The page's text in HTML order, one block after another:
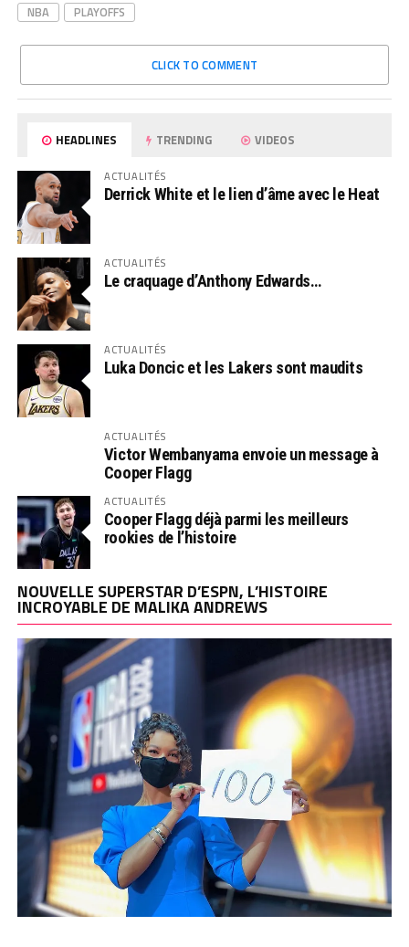
NBA PLAYOFFS
CLICK TO COMMENT
HEADLINES TRENDING VIDEOS
ACTUALITÉS
Derrick White et le lien d’âme avec le Heat
ACTUALITÉS
Le craquage d’Anthony Edwards…
ACTUALITÉS
Luka Doncic et les Lakers sont maudits
ACTUALITÉS
Victor Wembanyama envoie un message à
Cooper Flagg
ACTUALITÉS
Cooper Flagg déjà parmi les meilleurs
rookies de l’histoire
NOUVELLE SUPERSTAR D’ESPN, L’HISTOIRE
INCROYABLE DE MALIKA ANDREWS